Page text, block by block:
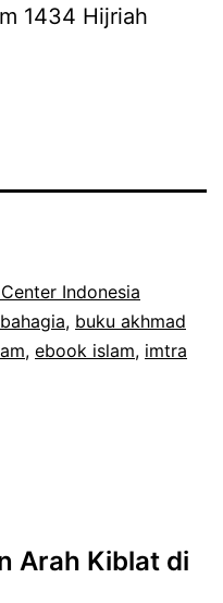
1434 Hijriah
Indonesia
, buku akhmad
, ebook islam, imtra
Arah Kiblat di